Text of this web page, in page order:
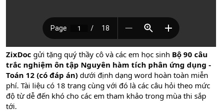
ZixDoc gửi tặng quý thầy cô và các em học sinh Bộ 90 câu
trắc nghiệm ôn tập Nguyên hàm tích phân ứng dụng -
Toán 12 (có đáp án) dưới định dạng word hoàn toàn miễn
phí. Tài liệu có 18 trang cùng với đó là các câu hỏi theo mức
độ từ dễ đến khó cho các em tham khảo trong mùa thi sắp
tới.